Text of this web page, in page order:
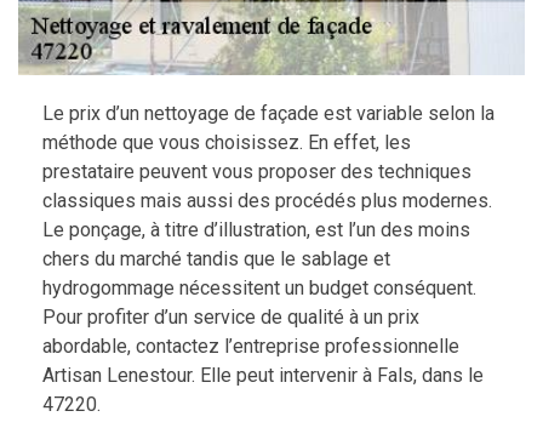
Le prix d’un nettoyage de façade est variable selon la
méthode que vous choisissez. En effet, les
prestataire peuvent vous proposer des techniques
classiques mais aussi des procédés plus modernes.
Le ponçage, à titre d’illustration, est l’un des moins
chers du marché tandis que le sablage et
hydrogommage nécessitent un budget conséquent.
Pour profiter d’un service de qualité à un prix
abordable, contactez l’entreprise professionnelle
Artisan Lenestour. Elle peut intervenir à Fals, dans le
47220.